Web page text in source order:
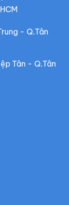
- Q.Tân
Tân - Q.Tân